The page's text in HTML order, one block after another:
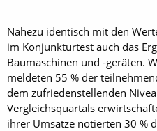
Nahezu identisch mit den
im Konjunkturtest auch das
Baumaschinen und -geräten.
meldeten 55 % der
dem zufriedenstellenden
Vergleichsquartals
ihrer Umsätze notierten 30 %